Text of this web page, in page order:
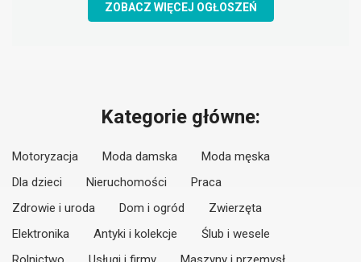
ZOBACZ WIĘCEJ OGŁOSZEŃ
Kategorie główne:
Motoryzacja Moda damska
Moda męska
Dla dzieci
Nieruchomości
Praca
Zdrowie i uroda
Dom i ogród
Zwierzęta
Elektronika
Antyki i kolekcje
Ślub i wesele